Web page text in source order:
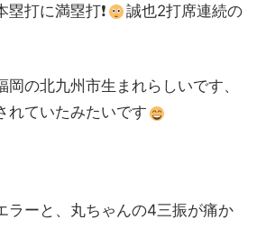
打に満塁打❗
誠也2打席連続の
岡の北九州市生まれらしいです、
れていたみたいです
ラーと、丸ちゃんの4三振が痛か